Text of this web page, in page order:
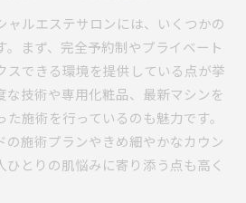
ャルエステサロンには、いくつかの
。まず、完全予約制やプライベート
スできる環境を提供している点が挙
な技術や専用化粧品、最新マシンを
施術を行っているのも魅力です。
の施術プランやきめ細やかなカウン
とりの肌悩みに寄り添う点も高く